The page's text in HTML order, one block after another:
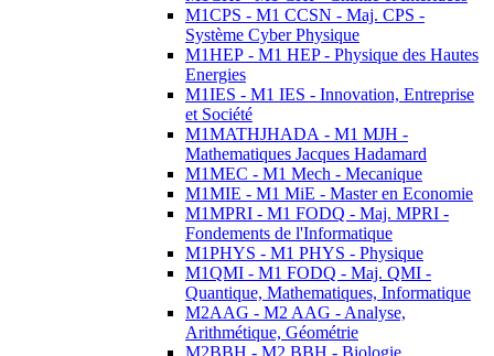
M1CPS - M1 CCSN - Maj. CPS -
Système Cyber Physique
M1HEP - M1 HEP - Physique des Hautes
Energies
M1IES - M1 IES - Innovation, Entreprise
et Société
M1MATHJHADA - M1 MJH -
Mathematiques Jacques Hadamard
M1MEC - M1 Mech - Mecanique
M1MIE - M1 MiE - Master en Economie
M1MPRI - M1 FODQ - Maj. MPRI -
Fondements de l'Informatique
M1PHYS - M1 PHYS - Physique
M1QMI - M1 FODQ - Maj. QMI -
Quantique, Mathematiques, Informatique
M2AAG - M2 AAG - Analyse,
Arithmétique, Géométrie
M2BBH - M2 BBH - Biologie,